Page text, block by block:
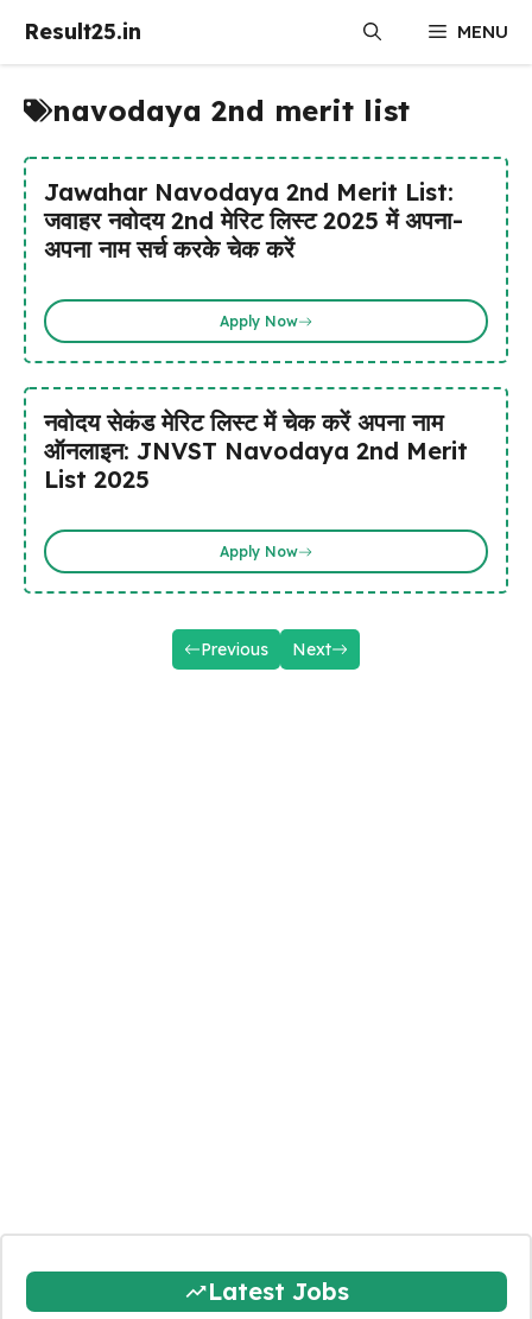
Result25.in MENU
navodaya 2nd merit list
Jawahar Navodaya 2nd Merit List:
जवाहर नवोदय 2nd मेरिट लिस्ट 2025 में अपना-
अपना नाम सर्च करके चेक करें
Apply Now
नवोदय सेकंड मेरिट लिस्ट में चेक करें अपना नाम
ऑनलाइन: JNVST Navodaya 2nd Merit
List 2025
Apply Now
Previous Next
Latest Jobs